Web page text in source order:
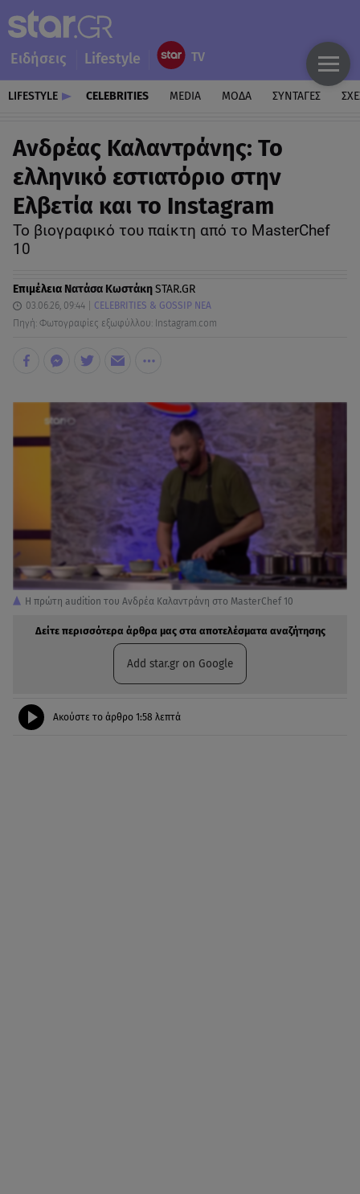
Ειδήσεις Lifestyle
LIFESTYLE CELEBRITIES MEDIA ΜΟΔΑ ΣΥΝΤΑΓΕΣ
Ανδρέας Καλαντράνης: Το
ελληνικό εστιατόριο στην
Ελβετία και το Instagram
Το βιογραφικό του παίκτη από το MasterChef
10
Επιμέλεια Νατάσα ΚωστάκηSTAR.GR
03.06.26, 09:44
CELEBRITIES & GOSSIP ΝΕΑ
Πηγή: Φωτογραφίες εξωφύλλου: Instagram.com
Η πρώτη audition του Ανδρέα Καλαντράνη στο MasterChef 10
Δείτε περισσότερα άρθρα μας στα αποτελέσματα αναζήτησης
Add star.gr on Google
Ακούστε το άρθρο 1:58 λεπτά